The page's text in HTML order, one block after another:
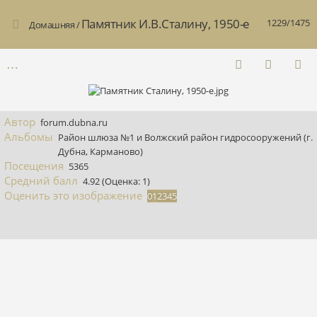
1229/1475
Домашняя/Памятник И.В.Сталину, 1950-е
Автор forum.dubna.ru
Альбомы Район шлюза №1 и Волжский район гидросооружений (г.
Дубна, Карманово)
Посещения 5365
Средний балл 4.92(Оценка: 1)
Оценить это изображение